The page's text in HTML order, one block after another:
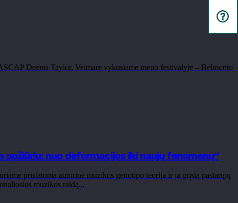
Deems Taylor, Veimare vykusiame meno festivalyje – Belmonto
nuo deformacijos iki naujų fenomenų“
pristatoma autorinė muzikos genotipo teorija ir ja grįsta pastarųjų
muzikos raidą...